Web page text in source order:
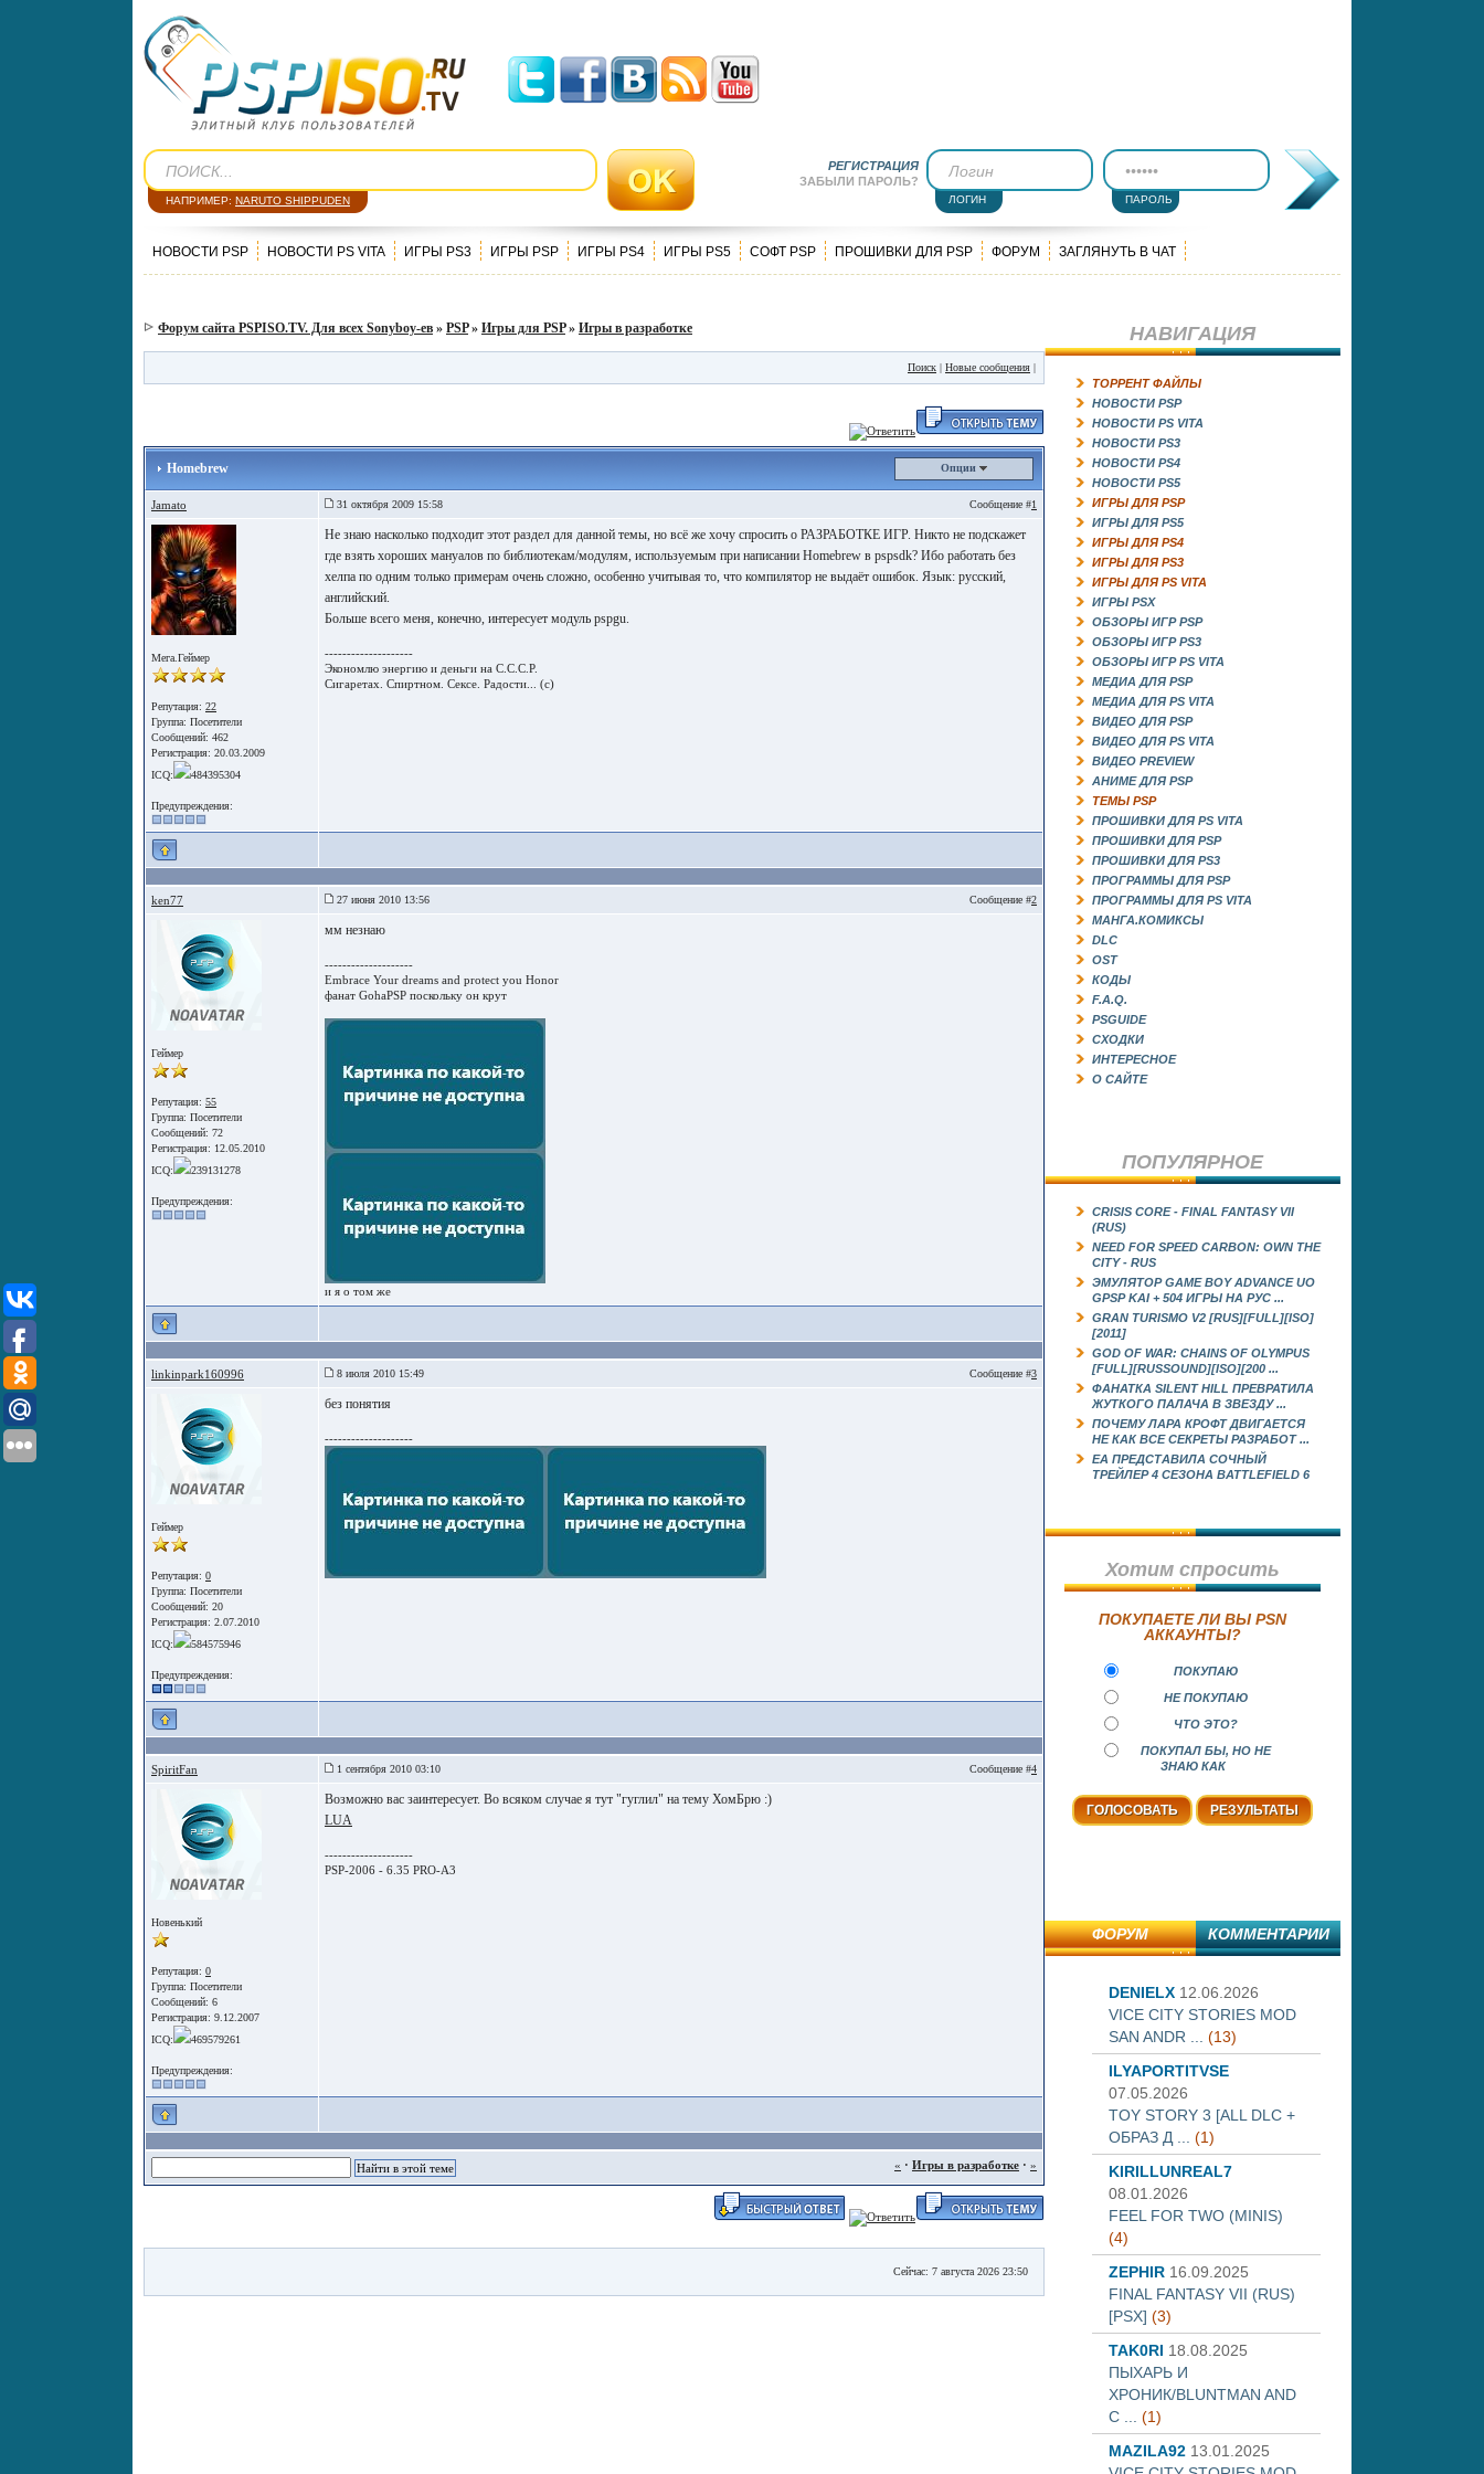
НАПРИМЕР: NARUTO SHIPPUDEN
РЕГИСТРАЦИЯ
ЗАБЫЛИ ПАРОЛЬ?
ЛОГИН ПАРОЛЬ
НОВОСТИ PSP НОВОСТИ PS VITA ИГРЫ PS3 ИГРЫ PSP ИГРЫ PS4 ИГРЫ PS5 СОФТ PSP ПРОШИВКИ ДЛЯ PSP ФОРУМ ЗАГЛЯНУТЬ В ЧАТ
Форум сайта PSPISO.TV. Для всех Sonyboy-ев » PSP» Игры для PSP» Игры в разработке
Поиск | Новые сообщения |
Homebrew Опции
Jamato 31 октября 2009 15:58 Сообщение #1
Мега.Геймер
Репутация: 22
Группа: Посетители
Сообщений: 462
Регистрация: 20.03.2009
ICQ:
484395304
Предупреждения:
Не знаю насколько подходит этот раздел для данной темы, но всё же хочу спросить о РАЗРАБОТКЕ ИГР. Никто не подскажет
где взять хороших мануалов по библиотекам/модулям, используемым при написании Homebrew в pspsdk? Ибо работать без
хелпа по одним только примерам очень сложно, особенно учитывая то, что компилятор не выдаёт ошибок. Язык: русский,
английский.
Больше всего меня, конечно, интересует модуль pspgu.
--------------------
Экономлю энергию и деньги на С.С.С.Р.
Сигаретах. Спиртном. Сексе. Радости... (с)
ken77 27 июня 2010 13:56 Сообщение #2
Геймер
Репутация: 55
Группа: Посетители
Сообщений: 72
Регистрация: 12.05.2010
ICQ:
239131278
Предупреждения:
мм незнаю
--------------------
Embrace Your dreams and protect you Honor
фанат GohaPSP поскольку он крут
и я о том же
linkinpark160996 8 июля 2010 15:49 Сообщение #3
Геймер
Репутация: 0
Группа: Посетители
Сообщений: 20
Регистрация: 2.07.2010
ICQ:
584575946
Предупреждения:
без понятия
--------------------
SpiritFan 1 сентября 2010 03:10 Сообщение #4
Новенький
Репутация: 0
Группа: Посетители
Сообщений: 6
Регистрация: 9.12.2007
ICQ:
469579261
Предупреждения:
Возможно вас заинтересует. Во всяком случае я тут "гуглил" на тему ХомБрю :)
LUA
--------------------
PSP-2006 - 6.35 PRO-A3
« · Игры в разработке · »
Сейчас: 7 августа 2026 23:50
НАВИГАЦИЯ
ТОРРЕНТ ФАЙЛЫ
НОВОСТИ PSP
НОВОСТИ PS VITA
НОВОСТИ PS3
НОВОСТИ PS4
НОВОСТИ PS5
ИГРЫ ДЛЯ PSP
ИГРЫ ДЛЯ PS5
ИГРЫ ДЛЯ PS4
ИГРЫ ДЛЯ PS3
ИГРЫ ДЛЯ PS VITA
ИГРЫ PSX
ОБЗОРЫ ИГР PSP
ОБЗОРЫ ИГР PS3
ОБЗОРЫ ИГР PS VITA
МЕДИА ДЛЯ PSP
МЕДИА ДЛЯ PS VITA
ВИДЕО ДЛЯ PSP
ВИДЕО ДЛЯ PS VITA
ВИДЕО PREVIEW
АНИМЕ ДЛЯ PSP
ТЕМЫ PSP
ПРОШИВКИ ДЛЯ PS VITA
ПРОШИВКИ ДЛЯ PSP
ПРОШИВКИ ДЛЯ PS3
ПРОГРАММЫ ДЛЯ PSP
ПРОГРАММЫ ДЛЯ PS VITA
МАНГА.КОМИКСЫ
DLC
OST
КОДЫ
F.A.Q.
PSGUIDE
СХОДКИ
ИНТЕРЕСНОЕ
О САЙТЕ
ПОПУЛЯРНОЕ
CRISIS CORE - FINAL FANTASY VII
(RUS)
NEED FOR SPEED CARBON: OWN THE
CITY - RUS
ЭМУЛЯТОР GAME BOY ADVANCE UO
GРSP KAI + 504 ИГРЫ НА РУС ...
GRAN TURISMO V2 [RUS][FULL][ISO]
[2011]
GOD OF WAR: CHAINS OF OLYMPUS
[FULL][RUSSOUND][ISO][200 ...
ФАНАТКА SILENT HILL ПРЕВРАТИЛА
ЖУТКОГО ПАЛАЧА В ЗВЕЗДУ ...
ПОЧЕМУ ЛАРА КРОФТ ДВИГАЕТСЯ
НЕ КАК ВСЕ СЕКРЕТЫ РАЗРАБОТ ...
EA ПРЕДСТАВИЛА СОЧНЫЙ
ТРЕЙЛЕР 4 СЕЗОНА BATTLEFIELD 6
Хотим спросить
ПОКУПАЕТЕ ЛИ ВЫ PSN
АККАУНТЫ?
ПОКУПАЮ
НЕ ПОКУПАЮ
ЧТО ЭТО?
ПОКУПАЛ БЫ, НО НЕ
ЗНАЮ КАК
ФОРУМ КОММЕНТАРИИ
DENIELX 12.06.2026
VICE CITY STORIES MOD
SAN ANDR ... (13)
ILYAPORTITVSE
07.05.2026
TOY STORY 3 [ALL DLC +
ОБРАЗ Д ... (1)
KIRILLUNREAL7
08.01.2026
FEEL FOR TWO (MINIS)
(4)
ZEPHIR 16.09.2025
FINAL FANTASY VII (RUS)
[PSX] (3)
TAK0RI 18.08.2025
ПЫХАРЬ И
ХРОНИК/BLUNTMAN AND
C ... (1)
MAZILA92 13.01.2025